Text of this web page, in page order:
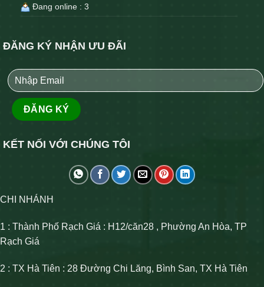
Đang online : 3
ĐĂNG KÝ NHẬN ƯU ĐÃI
KẾT NỐI VỚI CHÚNG TÔI
CHI NHÁNH
1 : Thành Phố Rạch Giá : H12/căn28 , Phường An Hòa, TP
Rạch Giá
2 : TX Hà Tiên : 28 Đường Chi Lăng, Bình San, TX Hà Tiên